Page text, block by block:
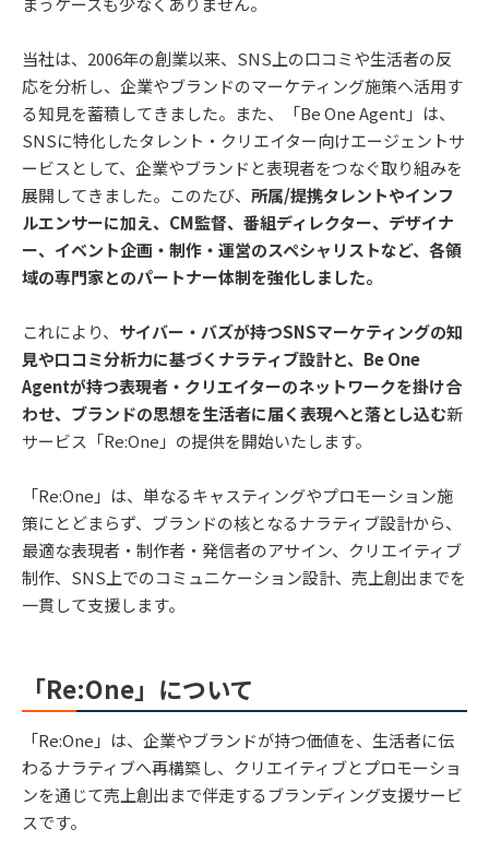
当社は、2006年の創業以来、SNS上の口コミや生活者の反
応を分析し、企業やブランドのマーケティング施策へ活用す
る知見を蓄積してきました。また、「Be One Agent」は、
SNSに特化したタレント・クリエイター向けエージェントサ
ービスとして、企業やブランドと表現者をつなぐ取り組みを
展開してきました。このたび、 所属/提携タレントやインフ
ルエンサーに加え、CM監督、番組ディレクター、デザイナ
ー、イベント企画・制作・運営のスペシャリストなど、各領
域の専門家とのパートナー体制を強化しました。
これにより、 サイバー・バズが持つSNSマーケティングの知
見や口コミ分析力に基づくナラティブ設計と、Be One
Agentが持つ表現者・クリエイターのネットワークを掛け合
わせ、ブランドの思想を生活者に届く表現へと落とし込む新
サービス「Re:One」の提供を開始いたします。
「Re:One」は、単なるキャスティングやプロモーション施
策にとどまらず、ブランドの核となるナラティブ設計から、
最適な表現者・制作者・発信者のアサイン、クリエイティブ
制作、SNS上でのコミュニケーション設計、売上創出までを
一貫して支援します。
「Re:One」について
「Re:One」は、企業やブランドが持つ価値を、生活者に伝
わるナラティブへ再構築し、クリエイティブとプロモーショ
ンを通じて売上創出まで伴走するブランディング支援サービ
スです。